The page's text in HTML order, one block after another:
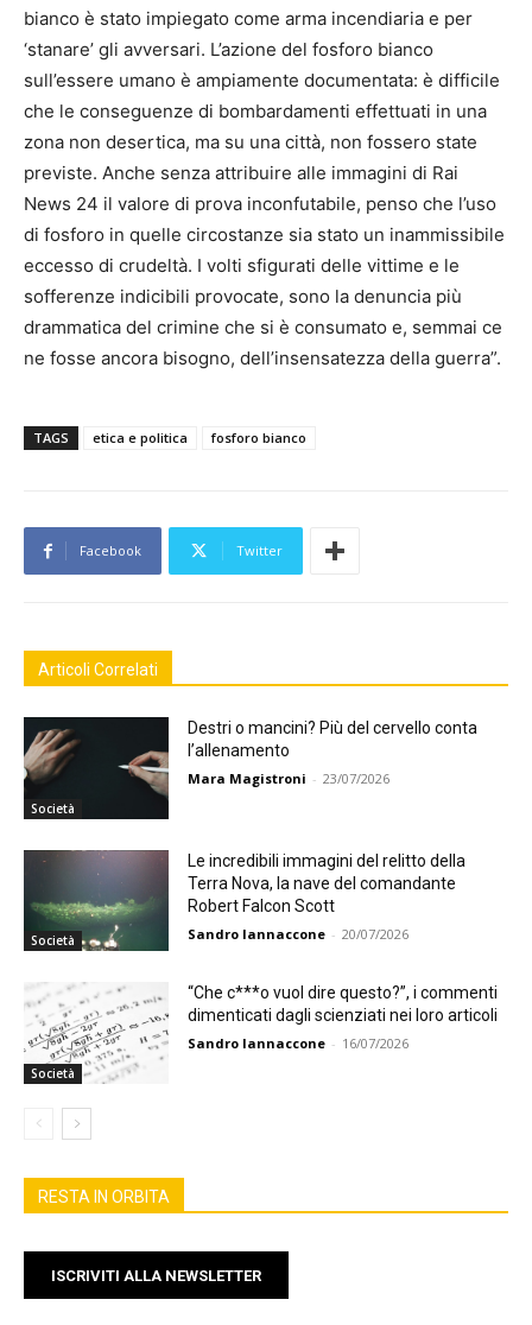
bianco è stato impiegato come arma incendiaria e per
‘stanare’ gli avversari. L’azione del fosforo bianco
sull’essere umano è ampiamente documentata: è difficile
che le conseguenze di bombardamenti effettuati in una
zona non desertica, ma su una città, non fossero state
previste. Anche senza attribuire alle immagini di Rai
News 24 il valore di prova inconfutabile, penso che l’uso
di fosforo in quelle circostanze sia stato un inammissibile
eccesso di crudeltà. I volti sfigurati delle vittime e le
sofferenze indicibili provocate, sono la denuncia più
drammatica del crimine che si è consumato e, semmai ce
ne fosse ancora bisogno, dell’insensatezza della guerra”.
TAGS etica e politica fosforo bianco
Facebook Twitter
Articoli Correlati
Società
Destri o mancini? Più del cervello conta
l’allenamento
Mara Magistroni - 23/07/2026
Società
Le incredibili immagini del relitto della
Terra Nova, la nave del comandante
Robert Falcon Scott
Sandro Iannaccone - 20/07/2026
Società
“Che c***o vuol dire questo?”, i commenti
dimenticati dagli scienziati nei loro articoli
Sandro Iannaccone - 16/07/2026
RESTA IN ORBITA
ISCRIVITI ALLA NEWSLETTER